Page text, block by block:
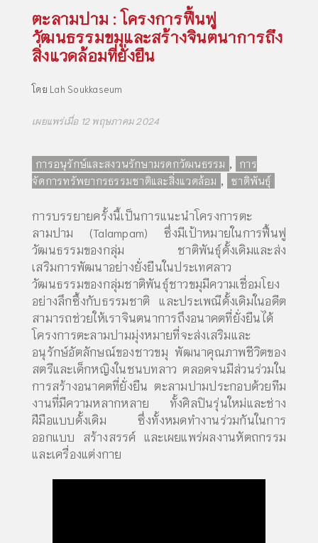
ตะลามปาม : โครงการฟื้นฟู
วัฒนธรรมขมุและสร้างจินตนาการถึง
สิ่งแวดล้อมที่ยั่งยืน
โดย Lah Soukkaseum
เผยแพร่เมื่อ 12 พฤษภาคม 2024
การอนุรักษ์และสงวนรักษามรดกวัฒนธรรม ,
การ
จัดการทรัพยากรธรรมชาติและสิ่งแวดล้อม , ชาติพันธุ์
การบรรยายครั้งนี้เป็นการแนะนำโครงการตะ
ลามปาม (Talampam) ซึ่งมีเป้าหมายในการฟื้นฟู
วัฒนธรรมของกลุ่ม ชาติพันธุ์ดั้งเดิมและส่ง
เสริมการพัฒนาอย่างยั่งยืนในประเทศลาว
วัฒนธรรมของกลุ่มชาติพันธุ์ชาวขมุมีความเชื่อมโยง
อย่างลึกซึ้งกับธรรมชาติ และประเพณีดั้งเดิมในอดีต
สามารถช่วยให้เราจินตนาการถึงอนาคตที่ยั่งยืนได้
โครงการตะลามปามมุ่งหมายที่จะส่งเสริมและ
อนุรักษ์อัตลักษณ์ของชาวขมุ พัฒนาคุณภาพชีวิตของ
สตรีและเด็กหญิงในชนบทลาว ตลอดจนมีส่วนร่วมใน
การสร้างอนาคตที่ยั่งยืน ตะลามปามประกอบด้วยทีม
งานที่มีความหลากหลาย ทั้งศิลปินรุ่นใหม่และช่าง
ฝีมือแบบดั้งเดิม ซึ่งทั้งหมดทำงานร่วมกันในการ
ออกแบบ สร้างสรรค์ และเผยแพร่ผลงานหัตถกรรม
และเครื่องแต่งกาย